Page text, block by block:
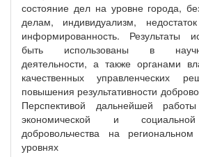
состояние дел на уровне города,
делам, индивидуализм,
информированность. Результаты
быть использованы в научно-
деятельности, а также органами
качественных управленческих
повышения результативности
Перспективой дальнейшей
экономической и
добровольчества на
уровнях